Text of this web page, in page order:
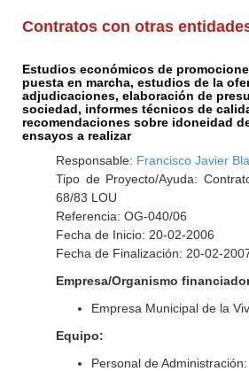
Contratos con otras
Estudios económicos de
puesta en marcha, estudios de la
adjudicaciones, elaboración de
sociedad, informes técnicos de
recomendaciones sobre idoneidad
ensayos a realizar
Responsable: Francisco Javier
Tipo de Proyecto/Ayuda:
68/83 LOU
Referencia: OG-040/06
Fecha de Inicio: 20-02-2006
Fecha de Finalización: 20-02-
Empresa/Organismo
Empresa Municipal de la
Equipo:
Personal de Administración: